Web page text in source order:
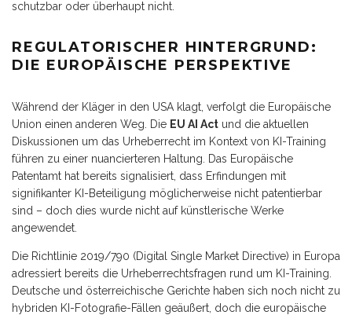
schutzbar oder überhaupt nicht.
REGULATORISCHER HINTERGRUND:
DIE EUROPÄISCHE PERSPEKTIVE
Während der Kläger in den USA klagt, verfolgt die Europäische
Union einen anderen Weg. Die EU AI Act und die aktuellen
Diskussionen um das Urheberrecht im Kontext von KI-Training
führen zu einer nuancierteren Haltung. Das Europäische
Patentamt hat bereits signalisiert, dass Erfindungen mit
signifikanter KI-Beteiligung möglicherweise nicht patentierbar
sind – doch dies wurde nicht auf künstlerische Werke
angewendet.
Die Richtlinie 2019/790 (Digital Single Market Directive) in Europa
adressiert bereits die Urheberrechtsfragen rund um KI-Training.
Deutsche und österreichische Gerichte haben sich noch nicht zu
hybriden KI-Fotografie-Fällen geäußert, doch die europäische